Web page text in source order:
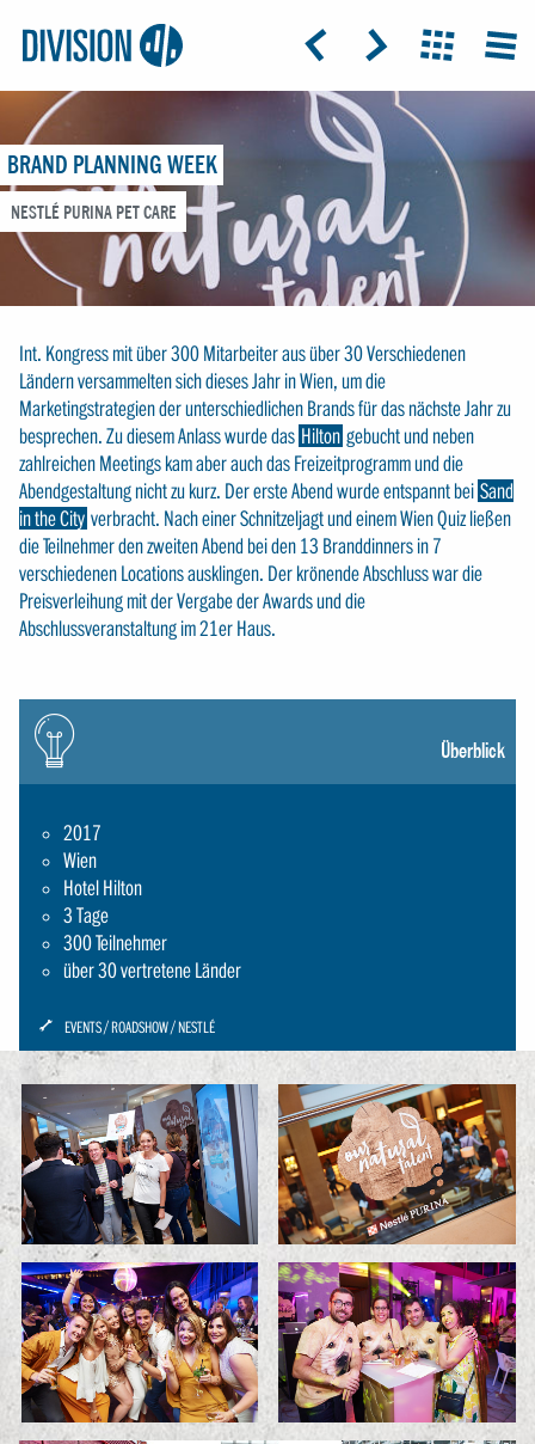
Logo:
Division4
ICON: ARROW-LEFT
ICON: ARROW-RIGHT
ICON:
BRAND PLANNING WEEK
NESTLÉ PURINA PET CARE
Int. Kongress mit über 300 Mitarbeiter aus über 30 Verschiedenen
Ländern versammelten sich dieses Jahr in Wien, um die
Marketingstrategien der unterschiedlichen Brands für das nächste Jahr zu
besprechen. Zu diesem Anlass wurde das Hilton gebucht und neben
zahlreichen Meetings kam aber auch das Freizeitprogramm und die
Abendgestaltung nicht zu kurz. Der erste Abend wurde entspannt bei Sand
in the City verbracht. Nach einer Schnitzeljagt und einem Wien Quiz ließen
die Teilnehmer den zweiten Abend bei den 13 Branddinners in 7
verschiedenen Locations ausklingen. Der krönende Abschluss war die
Preisverleihung mit der Vergabe der Awards und die
Abschlussveranstaltung im 21er Haus.
Icon:
gluehbirne
Überblick
2017
Wien
Hotel Hilton
3 Tage
300 Teilnehmer
über 30 vertretene Länder
ICON:
SCHRAUBENSCHLUESSEL-
SMALL
EVENTS ROADSHOW NESTLÉ